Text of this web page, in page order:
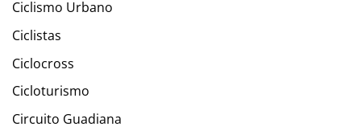
Ciclismo Urbano
Ciclistas
Ciclocross
Cicloturismo
Circuito Guadiana